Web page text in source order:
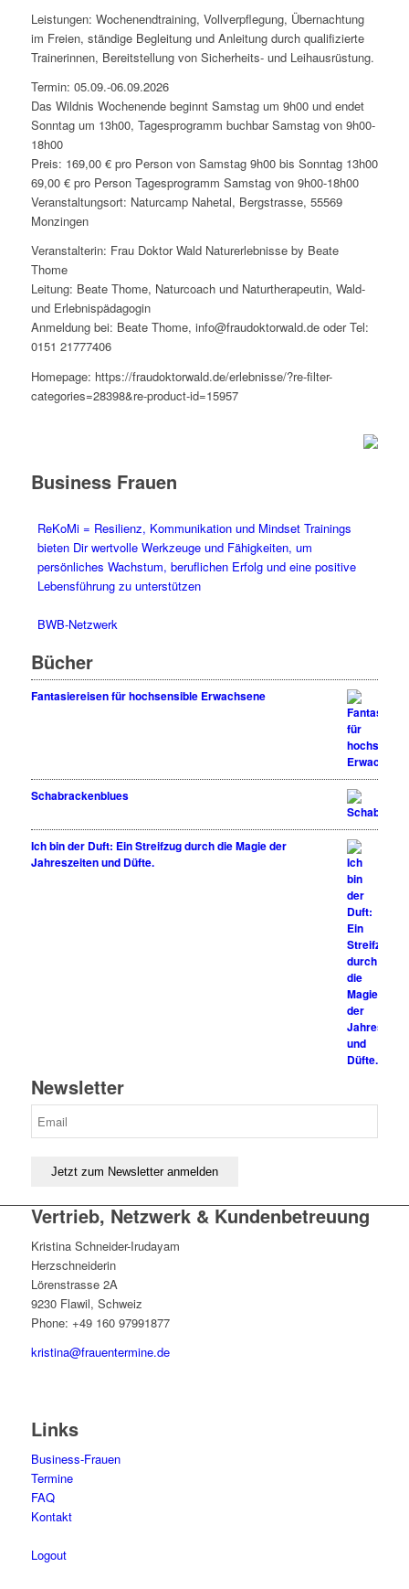
Leistungen: Wochenendtraining, Vollverpflegung, Übernachtung
im Freien, ständige Begleitung und Anleitung durch qualifizierte
Trainerinnen, Bereitstellung von Sicherheits- und Leihausrüstung.
Termin: 05.09.-06.09.2026
Das Wildnis Wochenende beginnt Samstag um 9h00 und endet
Sonntag um 13h00, Tagesprogramm buchbar Samstag von 9h00-
18h00
Preis: 169,00 € pro Person von Samstag 9h00 bis Sonntag 13h00
69,00 € pro Person Tagesprogramm Samstag von 9h00-18h00
Veranstaltungsort: Naturcamp Nahetal, Bergstrasse, 55569
Monzingen
Veranstalterin: Frau Doktor Wald Naturerlebnisse by Beate
Thome
Leitung: Beate Thome, Naturcoach und Naturtherapeutin, Wald-
und Erlebnispädagogin
Anmeldung bei: Beate Thome, info@fraudoktorwald.de oder Tel:
0151 21777406
Homepage: https://fraudoktorwald.de/erlebnisse/?re-filter-
categories=28398&re-product-id=15957
Business Frauen
ReKoMi = Resilienz, Kommunikation und Mindset Trainings
bieten Dir wertvolle Werkzeuge und Fähigkeiten, um
persönliches Wachstum, beruflichen Erfolg und eine positive
Lebensführung zu unterstützen
BWB-Netzwerk
Bücher
Fantasiereisen für hochsensible Erwachsene
Schabrackenblues
Ich bin der Duft: Ein Streifzug durch die Magie der
Jahreszeiten und Düfte.
Newsletter
Vertrieb, Netzwerk & Kundenbetreuung
Kristina Schneider-Irudayam
Herzschneiderin
Lörenstrasse 2A
9230 Flawil, Schweiz
Phone: +49 160 97991877
kristina@frauentermine.de
Links
Business-Frauen
Termine
FAQ
Kontakt
Logout